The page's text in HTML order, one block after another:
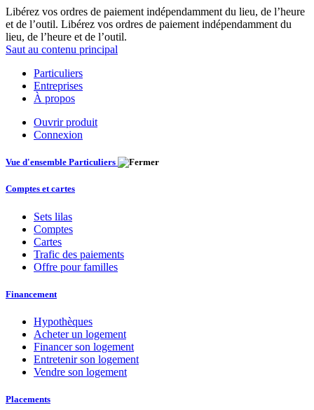
Libérez vos ordres de paiement indépendamment du lieu, de l’heure
et de l’outil. Libérez vos ordres de paiement indépendamment du
lieu, de l’heure et de l’outil.
Saut au contenu principal
Particuliers
Entreprises
À propos
Ouvrir produit
Connexion
Vue d'ensemble Particuliers
Comptes et cartes
Sets lilas
Comptes
Cartes
Trafic des paiements
Offre pour familles
Financement
Hypothèques
Acheter un logement
Financer son logement
Entretenir son logement
Vendre son logement
Placements